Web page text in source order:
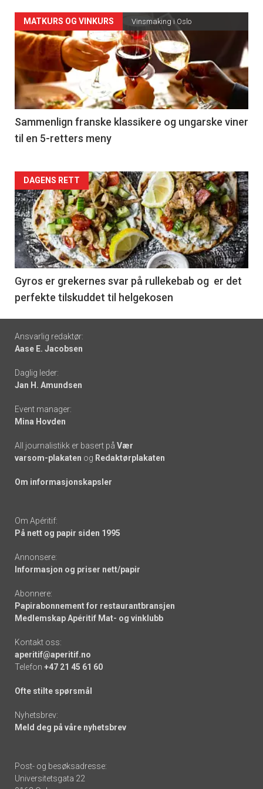
Forsiden
akkurat
nå
-
5
MATKURS OG VINKURS Vinsmaking i Oslo
Sammenlign franske klassikere og ungarske viner
til en 5-retters meny
Forsiden
akkurat
nå
-
6
DAGENS RETT
Gyros er grekernes svar på rullekebab og er det
perfekte tilskuddet til helgekosen
Footer
-
links
Ansvarlig redaktør:
Aase E. Jacobsen
Daglig leder:
Jan H. Amundsen
Event manager:
Mina Hovden
All journalistikk er basert på Vær
varsom-plakaten og Redaktørplakaten
Om informasjonskapsler
Om Apéritif:
På nett og papir siden 1995
Annonsere:
Informasjon og priser nett/papir
Abonnere:
Papirabonnement for restaurantbransjen
Medlemskap Apéritif Mat- og vinklubb
Kontakt oss:
aperitif@aperitif.no
Telefon +47 21 45 61 60
Ofte stilte spørsmål
Nyhetsbrev:
Meld deg på våre nyhetsbrev
Post- og besøksadresse:
Universitetsgata 22